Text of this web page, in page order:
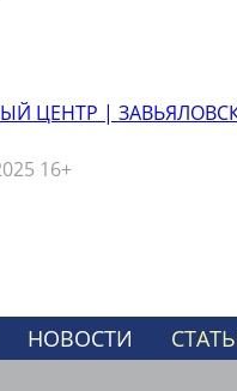
ЦЕНТР |
16+
НОВОСТИ